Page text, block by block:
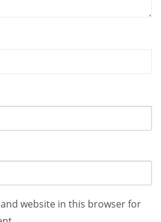
website in this browser for